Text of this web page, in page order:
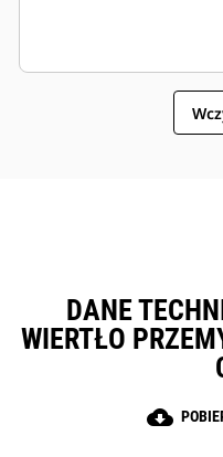
DANE
WIERTŁO
cloud_download